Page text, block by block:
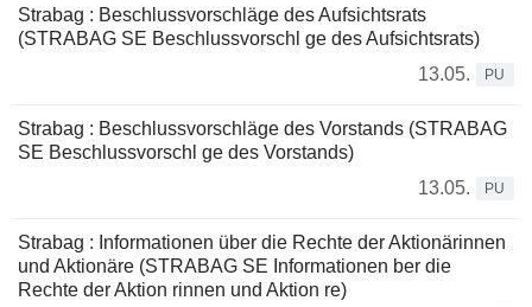
Strabag : Beschlussvorschläge des Aufsichtsrats
(STRABAG SE Beschlussvorschl ge des Aufsichtsrats)
13.05.
PU
Strabag : Beschlussvorschläge des Vorstands (STRABAG
SE Beschlussvorschl ge des Vorstands)
13.05.
PU
Strabag : Informationen über die Rechte der Aktionärinnen
und Aktionäre (STRABAG SE Informationen ber die
Rechte der Aktion rinnen und Aktion re)